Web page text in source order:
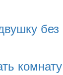
без